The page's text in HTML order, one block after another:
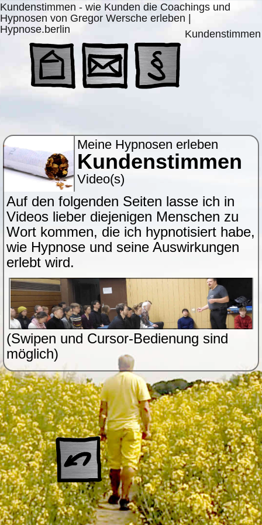
Kundenstimmen - wie Kunden die Coachings und
Hypnosen von Gregor Wersche erleben |
Hypnose.berlin
Kundenstimmen
Meine Hypnosen erleben
Kundenstimmen
Video(s)
Auf den folgenden Seiten lasse ich in
Videos lieber diejenigen Menschen zu
Wort kommen, die ich hypnotisiert habe,
wie Hypnose und seine Auswirkungen
erlebt wird.
(Swipen und Cursor-Bedienung sind
möglich)